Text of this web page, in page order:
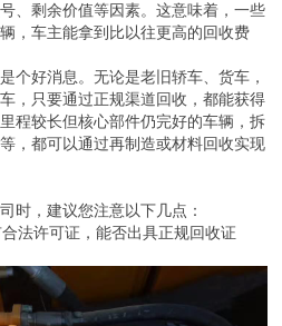
、剩余价值等因素。这意味着，一些
，车主能拿到比以往更高的回收费
个好消息。无论是老旧轿车、货车，
，只要通过正规渠道回收，都能获得
程较长但核心部件仍完好的车辆，拆
，都可以通过再制造或材料回收实现
时，建议您注意以下几点：
合法许可证，能否出具正规回收证